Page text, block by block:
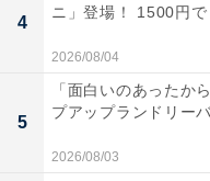
4
ニ」登場！ 1500円で
2026/08/04
5
「面白いのあったか
プアップランドリー
2026/08/03